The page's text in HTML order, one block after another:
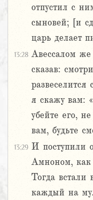
отпустил с
сыновей; [и
царь делает
13:28 Авессалом же
сказав:
я скажу вам:
убейте его,
вам, будьте
13:29 И поступили
Амноном, как
Тогда встали
каждый на